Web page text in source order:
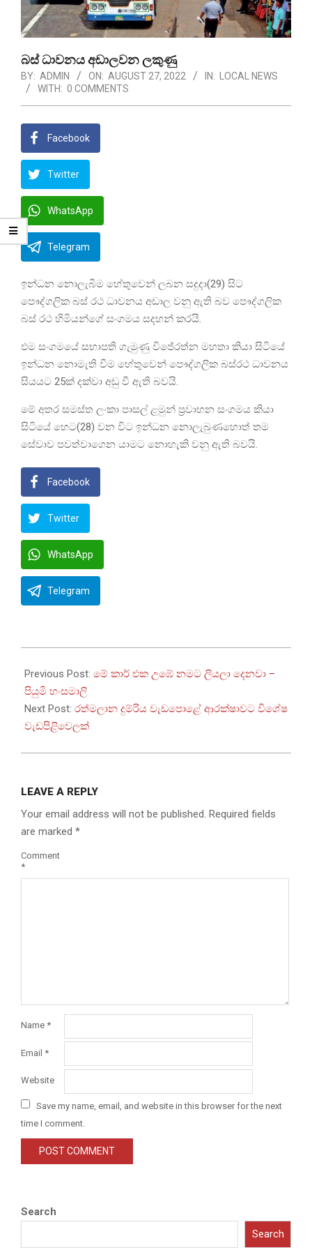
බස් ධාවනය අඩාලවන ලකුණු
BY: ADMIN ON: AUGUST 27, 2022 IN: LOCAL NEWS
WITH: 0 COMMENTS
Facebook
Twitter
WhatsApp
Telegram
ඉන්ධන නොලැබීම හේතුවෙන් ලබන සදුදා(29) සිට
පෞද්ගලික බස් රථ ධාවනය අඩාල වනු ඇති බව පෞද්ගලික
බස් රථ හිමියන්ගේ සංගමය සදහන් කරයි.
එම සංගමයේ සභාපති ගැමුණු විජේරත්න මහතා කියා සිටියේ
ඉන්ධන නොමැති වීම හේතුවෙන් පෞද්ගලික බස්රථ ධාවනය
සියයට 25ක් දක්වා අඩු වී ඇති බවයි.
මේ අතර සමස්ත ලංකා පාසල් ළමුන් ප්‍රවාහන සංගමය කියා
සිටියේ හෙට(28) වන විට ඉන්ධන නොලැබුණහොත් තම
සේවාව පවත්වාගෙන යාමට නොහැකි වනු ඇති බවයි.
Facebook
Twitter
WhatsApp
Telegram
08-
27
Previous Post: මේ කාර් එක උඹේ නමට ලියලා දෙනවා –
පියුමි හංසමාලි
Next Post: රත්මලාන දුම්රිය වැඩපොළේ ආරක්ෂාවට විශේෂ
වැඩපිළිවෙලක්
LEAVE A REPLY
Your email address will not be published. Required fields
are marked *
Comment
*
Name *
Email *
Website
Save my name, email, and website in this browser for the next
time I comment.
Search
Search